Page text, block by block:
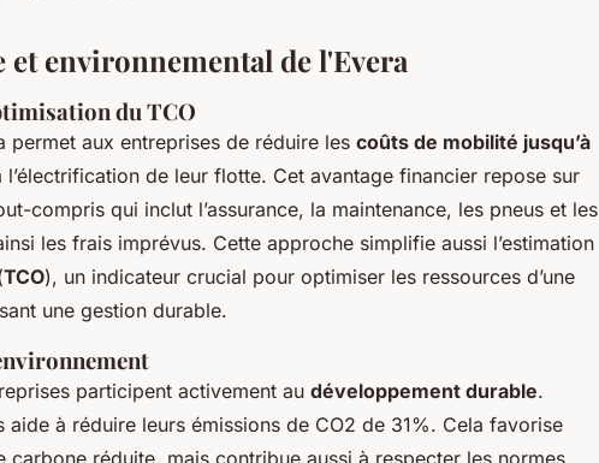
environnemental de l'Evera
du TCO
permet aux entreprises de réduire les coûts de mobilité jusqu’à
de leur flotte. Cet avantage financier repose sur
compris qui inclut l’assurance, la maintenance, les pneus et les
les frais imprévus. Cette approche simplifie aussi l’estimation
TCO), un indicateur crucial pour optimiser les ressources d’une
une gestion durable.
participent activement au développement durable.
aide à réduire leurs émissions de CO2 de 31%. Cela favorise
carbone réduite, mais contribue aussi à respecter les normes